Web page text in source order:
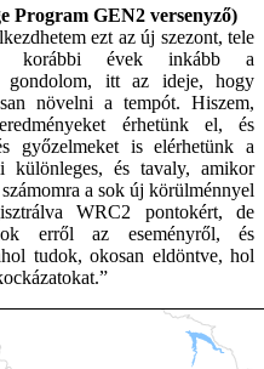
Program GEN2 versenyző)
ezt az új szezont, tele
korábbi évek inkább a
gondolom, itt az ideje, hogy
növelni a tempót. Hiszem,
érhetünk el, és
győzelmeket is elérhetünk a
és tavaly, amikor
a sok új körülménnyel
WRC2 pontokért, de
erről az eseményről, és
tudok, okosan eldöntve, hol